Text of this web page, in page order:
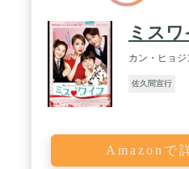
ミスワ
カン・ヒョジ
佐久間宣行
Amazonで